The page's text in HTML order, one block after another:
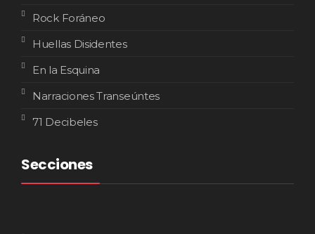
Rock Foráneo
Huellas Disidentes
En la Esquina
Narraciones Transeúntes
71 Decibeles
Secciones